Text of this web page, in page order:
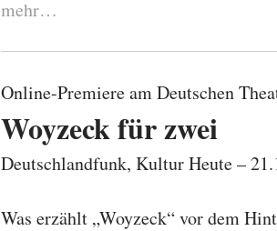
mehr…
Online-Premiere am Deutschen
Woyzeck für zwei
Deutschlandfunk, Kultur Heute –
Was erzählt „Woyzeck“ vor dem